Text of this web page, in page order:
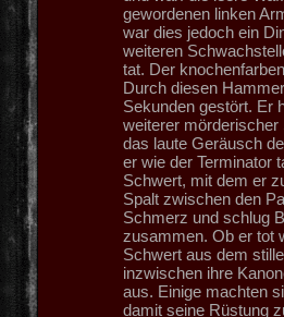
gewordenen linken
war dies jedoch ein
weiteren
tat. Der
Durch diesen
Sekunden gestört. Er
weiterer mörderischer
das laute Geräusch
er wie der Terminator
Schwert, mit dem er
Spalt zwischen den
Schmerz und schlug
zusammen. Ob er tot
Schwert aus dem
inzwischen ihre
aus. Einige machten
damit seine Rüstung